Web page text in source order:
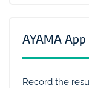
AYAMA
Record the